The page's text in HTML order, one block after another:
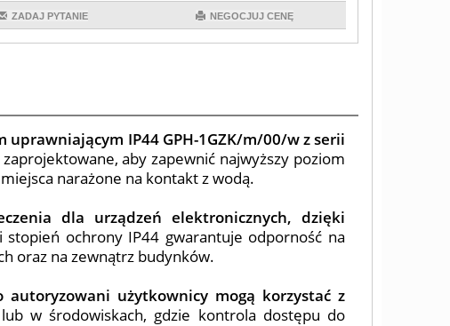
ZADAJ PYTANIE NEGOCJUJ CENĘ
IP44 GPH-1GZK/m/00/w z serii
aby zapewnić najwyższy poziom
narażone na kontakt z wodą.
dla urządzeń elektronicznych, dzięki
stopień ochrony IP44 gwarantuje odporność na
oraz na zewnątrz budynków.
użytkownicy mogą korzystać z
w środowiskach, gdzie kontrola dostępu do